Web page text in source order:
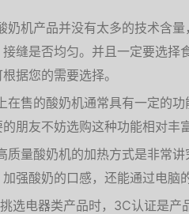
奶机产品并没有太多的技术含
缝是否均匀。并且一定要选择
据您的需要选择。
在售的酸奶机通常具有一定的
朋友不妨选购这种功能相对丰
质量酸奶机的加热方式是非常
强酸奶的口感，还能通过电脑
选电器类产品时，3C认证是